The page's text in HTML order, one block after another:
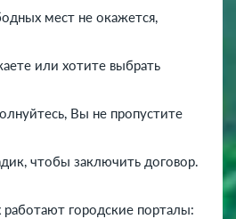
мест не окажется,
или хотите выбрать
Вы не пропустите
чтобы заключить договор.
работают городские порталы: